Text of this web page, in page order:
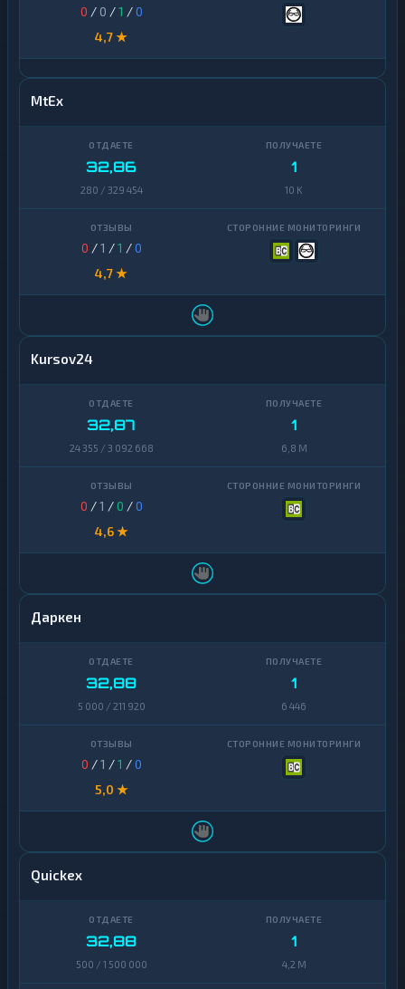
0 / 0 /1 /0
4,7 ★
MtEx
32,86
280 / 329 454
1
10 K
0 /1 /1 /0
4,7 ★
Kursov24
32,87
24 355 / 3 092 668
1
6,8 M
0 /1 /0 /0
4,6 ★
Даркен
32,88
5 000 / 211 920
1
6 446
0 /1 /1 /0
5,0 ★
Quickex
32,88
500 / 1 500 000
1
4,2 M